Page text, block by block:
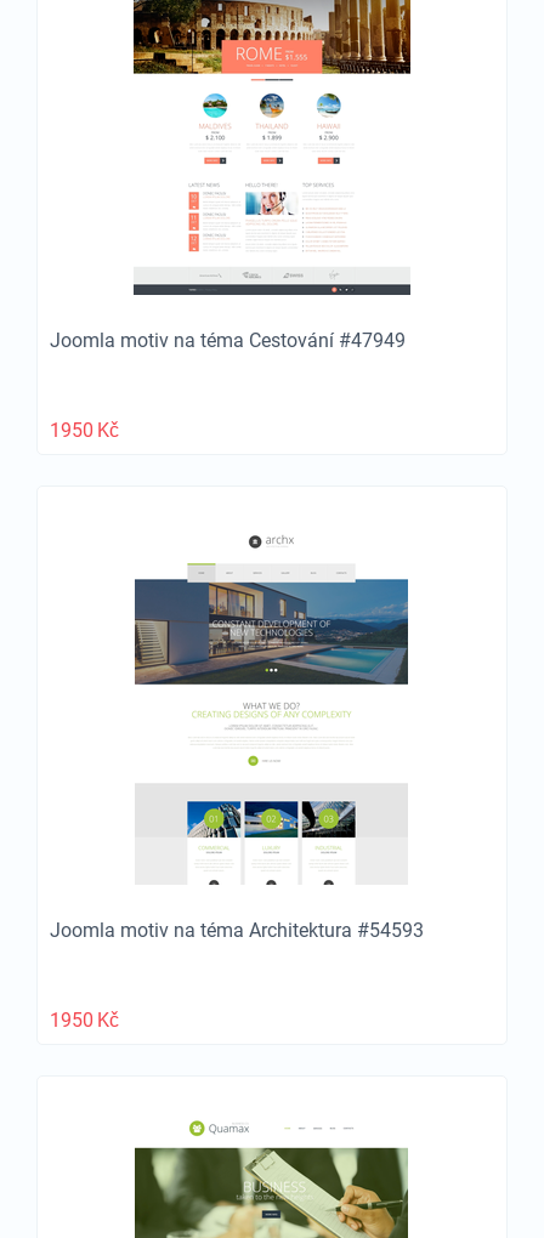
Joomla motiv na téma Cestování #47949
1950 Kč
Joomla motiv na téma Architektura #54593
1950 Kč